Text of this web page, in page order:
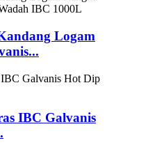
Logam
IBC Galvanis